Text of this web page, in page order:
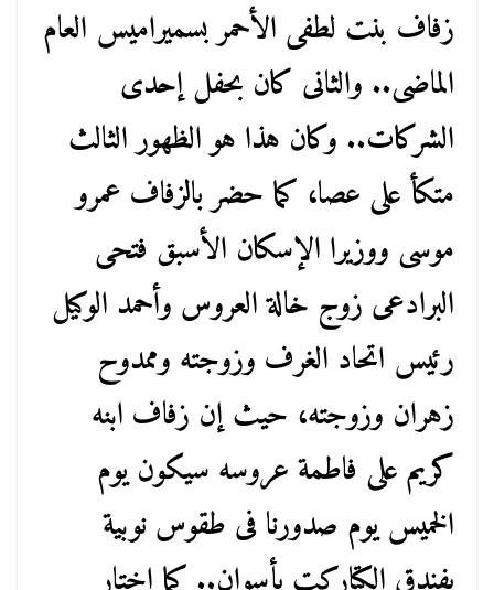
زفاف بنت لطفى الأحمر بسميراميس العام
الماضى.. والثانى كان بحفل إحدى
الشركات.. وكان هذا هو الظهور الثالث
متكأ على عصا، كما حضر بالزفاف عمرو
موسى ووزيرا الإسكان الأسبق فتحى
البرادعى زوج خالة العروس وأحمد الوكيل
رئيس اتحاد الغرف وزوجته وممدوح
زهران وزوجته، حيث إن زفاف ابنه
كريم على فاطمة عروسه سيكون يوم
الخميس يوم صدورنا فى طقوس نوبية